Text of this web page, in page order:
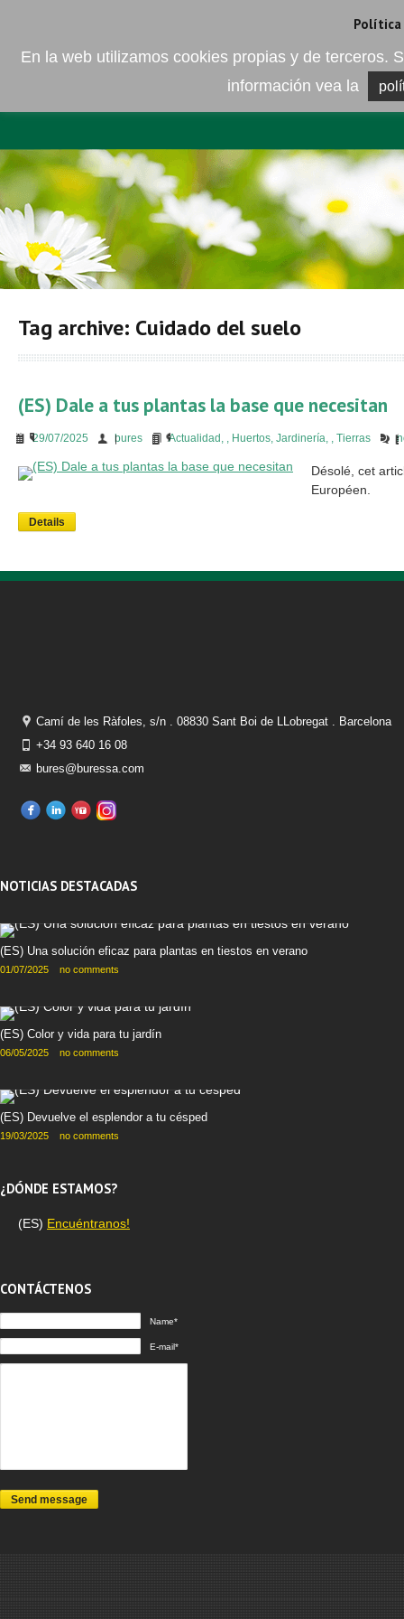
EMPRESA ELEMENTO DEL
Tag archive: Cuidado del suelo
(ES) Dale a tus plantas la base que necesitan
29/07/2025 bures Actualidad , , Huertos, Jardinería, , Tierras
Désolé, cet
Européen.
Details
Camí de les Ràfoles, s/n . 08830 Sant Boi de LLobregat . Barcelona
+34 93 640 16 08
bures@buressa.com
NOTICIAS DESTACADAS
(ES) Una solución eficaz para plantas en tiestos en verano
01/07/2025 no comments
(ES) Color y vida para tu jardín
06/05/2025 no comments
(ES) Devuelve el esplendor a tu césped
19/03/2025 no comments
¿DÓNDE ESTAMOS?
(ES) Encuéntranos!
CONTÁCTENOS
Name*
E-mail*
Send message
Política
En la web utilizamos cookies propias y de terceros.
información vea la